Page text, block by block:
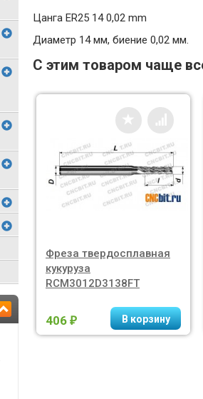
Цанга ER25 14 0,02 mm
Диаметр 14 мм, биение 0,02 мм.
С этим товаром чаще
Фреза твердосплавная
кукуруза
RCM3012D3138FT
406 ₽